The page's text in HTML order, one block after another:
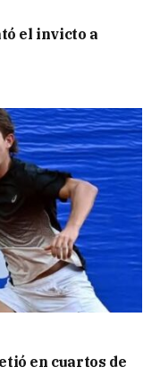
el invicto a
en cuartos de